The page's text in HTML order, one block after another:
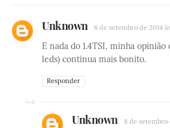
Unknown 8 de setembro de 2014
E nada do 1.4TSI, minha opinião
leds) continua mais bonito.
Responder
Unknown 8 de setembro